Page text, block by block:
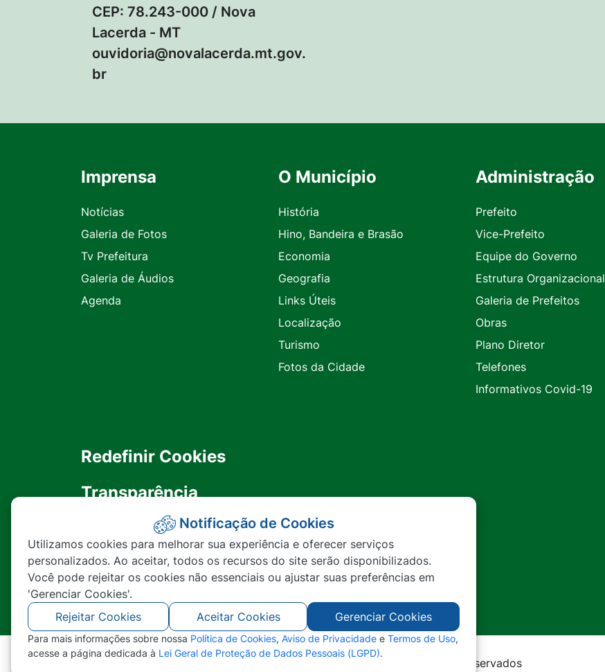
CEP: 78.243-000 / Nova
Lacerda - MT
ouvidoria@novalacerda.mt.gov.
br
Seção do Rodapé e Contato
Imprensa
Notícias
Galeria de Fotos
Tv Prefeitura
Galeria de Áudios
Agenda
O Município
História
Hino, Bandeira e Brasão
Economia
Geografia
Links Úteis
Localização
Turismo
Fotos da Cidade
Administração
Prefeito
Vice-Prefeito
Equipe do Governo
Estrutura Organizacional
Galeria de Prefeitos
Obras
Plano Diretor
Telefones
Informativos Covid-19
Redefinir Cookies
Transparência
Ouvidoria
SIC
©2026 - Prefeitura Municipal de Nova Lacerda - MT - Todos os direitos reservados
Notificação de Cookies
Utilizamos cookies para melhorar sua experiência e oferecer serviços
personalizados. Ao aceitar, todos os recursos do site serão disponibilizados.
Você pode rejeitar os cookies não essenciais ou ajustar suas preferências em
'Gerenciar Cookies'.
Rejeitar Cookies
Aceitar Cookies Gerenciar Cookies
Para mais informações sobre nossa Política de Cookies, Aviso de Privacidade e Termos de Uso,
acesse a página dedicada à Lei Geral de Proteção de Dados Pessoais (LGPD).